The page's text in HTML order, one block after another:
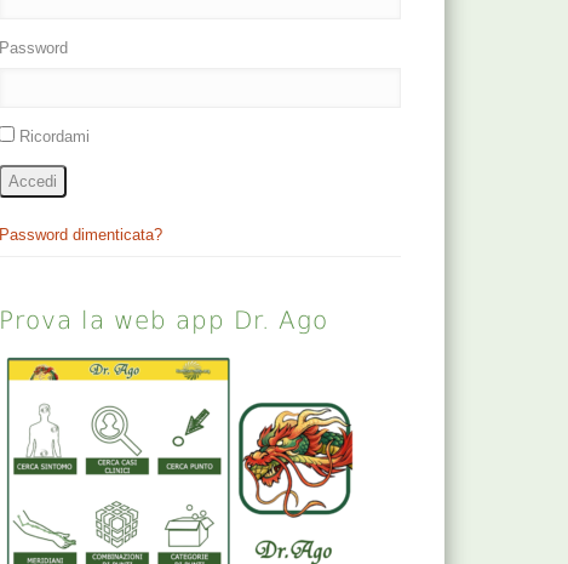
Password
Ricordami
Accedi
Password dimenticata?
Prova la web app Dr. Ago